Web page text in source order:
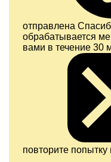
отправлена
обрабатывается
вами в течение 30
повторите попытку